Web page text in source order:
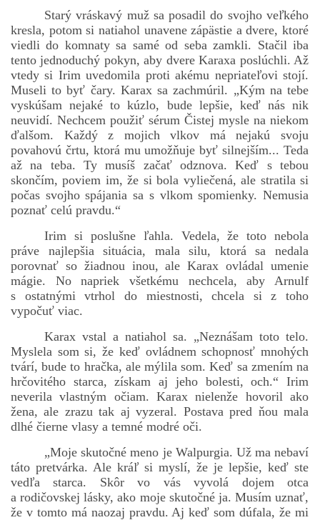
Starý vráskavý muž sa posadil do svojho veľkého
kresla, potom si natiahol unavene zápästie a dvere, ktoré
viedli do komnaty sa samé od seba zamkli. Stačil iba
tento jednoduchý pokyn, aby dvere Karaxa poslúchli. Až
vtedy si Irim uvedomila proti akému nepriateľovi stojí.
Museli to byť čary. Karax sa zachmúril. „Kým na tebe
vyskúšam nejaké to kúzlo, bude lepšie, keď nás nik
neuvidí. Nechcem použiť sérum Čistej mysle na niekom
ďalšom. Každý z mojich vlkov má nejakú svoju
povahovú črtu, ktorá mu umožňuje byť silnejším... Teda
až na teba. Ty musíš začať odznova. Keď s tebou
skončím, poviem im, že si bola vyliečená, ale stratila si
počas svojho spájania sa s vlkom spomienky. Nemusia
poznať celú pravdu.“
Irim si poslušne ľahla. Vedela, že toto nebola
práve najlepšia situácia, mala silu, ktorá sa nedala
porovnať so žiadnou inou, ale Karax ovládal umenie
mágie. No napriek všetkému nechcela, aby Arnulf
s ostatnými vtrhol do miestnosti, chcela si z toho
vypočuť viac.
Karax vstal a natiahol sa. „Neznášam toto telo.
Myslela som si, že keď ovládnem schopnosť mnohých
tvárí, bude to hračka, ale mýlila som. Keď sa zmením na
hrčovitého starca, získam aj jeho bolesti, och.“ Irim
neverila vlastným očiam. Karax nielenže hovoril ako
žena, ale zrazu tak aj vyzeral. Postava pred ňou mala
dlhé čierne vlasy a temné modré oči.
„Moje skutočné meno je Walpurgia. Už ma nebaví
táto pretvárka. Ale kráľ si myslí, že je lepšie, keď ste
vedľa starca. Skôr vo vás vyvolá dojem otca
a rodičovskej lásky, ako moje skutočné ja. Musím uznať,
že v tomto má naozaj pravdu. Aj keď som dúfala, že mi